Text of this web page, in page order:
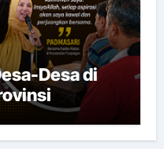
Desa di